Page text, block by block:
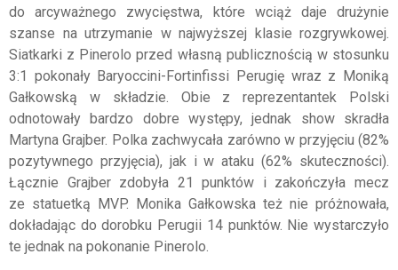
do arcyważnego zwycięstwa, które wciąż daje drużynie
szanse na utrzymanie w najwyższej klasie rozgrywkowej.
Siatkarki z Pinerolo przed własną publicznością w stosunku
3:1 pokonały Baryoccini-Fortinfissi Perugię wraz z Moniką
Gałkowską w składzie. Obie z reprezentantek Polski
odnotowały bardzo dobre występy, jednak show skradła
Martyna Grajber. Polka zachwycała zarówno w przyjęciu (82%
pozytywnego przyjęcia), jak i w ataku (62% skuteczności).
Łącznie Grajber zdobyła 21 punktów i zakończyła mecz
ze statuetką MVP. Monika Gałkowska też nie próżnowała,
dokładając do dorobku Perugii 14 punktów. Nie wystarczyło
te jednak na pokonanie Pinerolo.